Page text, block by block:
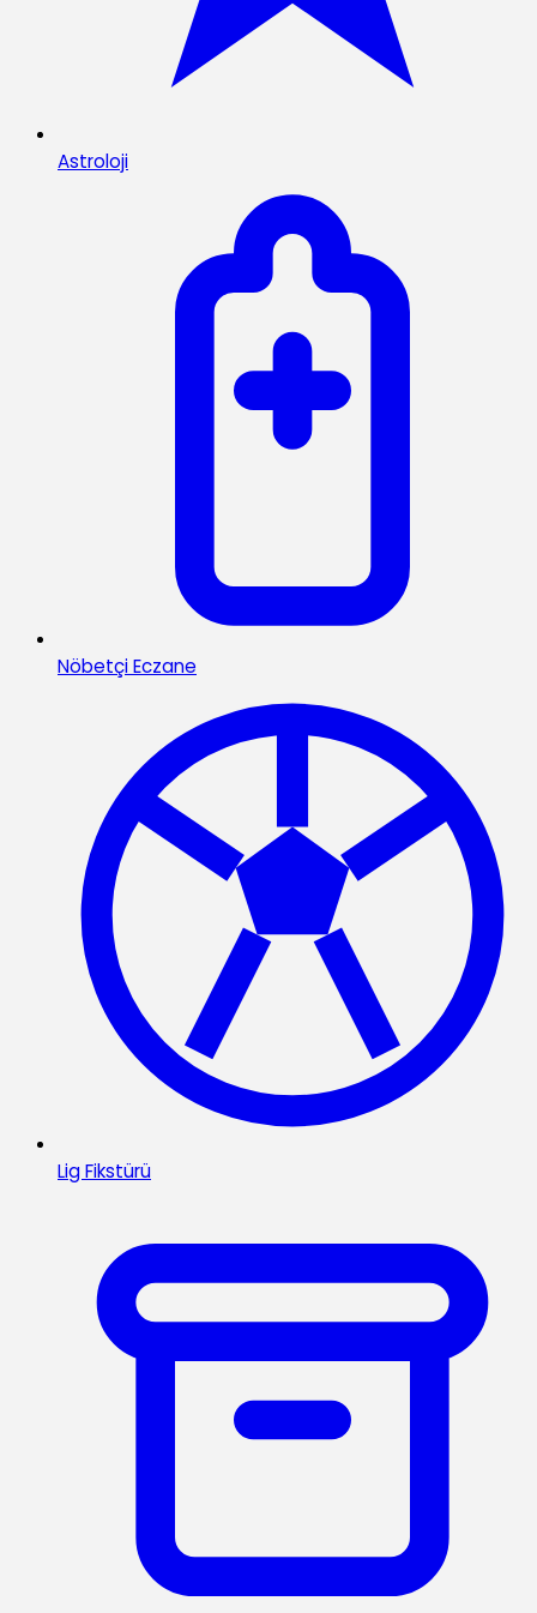
Astroloji
Nöbetçi Eczane
Lig Fikstürü